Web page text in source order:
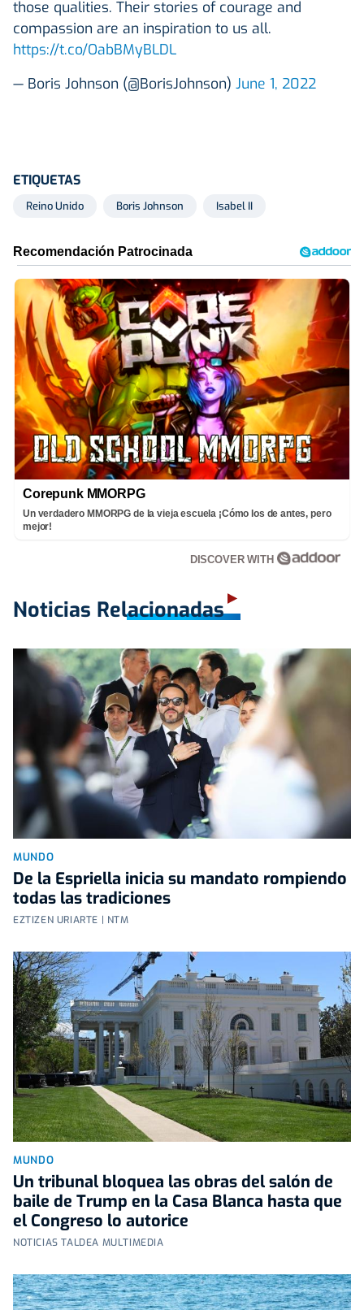
those qualities. Their stories of courage and
compassion are an inspiration to us all.
https://t.co/OabBMyBLDL
— Boris Johnson (@BorisJohnson) June 1, 2022
ETIQUETAS
Reino Unido Boris Johnson Isabel II
Corepunk MMORPG
Un verdadero MMORPG de la vieja escuela ¡Cómo los de antes, pero
mejor!
DISCOVER WITH
Noticias Relacionadas
MUNDO
De la Espriella inicia su mandato rompiendo
todas las tradiciones
EZTIZEN URIARTE | NTM
MUNDO
Un tribunal bloquea las obras del salón de
baile de Trump en la Casa Blanca hasta que
el Congreso lo autorice
NOTICIAS TALDEA MULTIMEDIA